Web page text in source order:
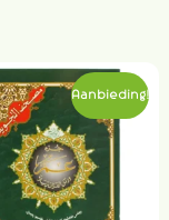
Aanbieding!